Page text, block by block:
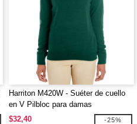
Harriton M420W - Suéter de cuello
en V Pilbloc para damas
$32,40
-25%